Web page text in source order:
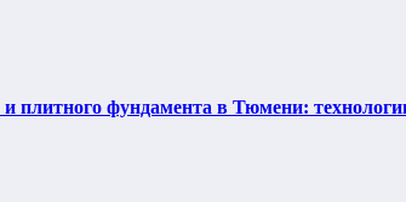
плитного фундамента в Тюмени: